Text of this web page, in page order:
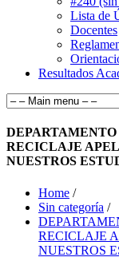
Lista de
Docentes
Resultados
RECICLAJE
NUESTROS
Home /
Sin categoría /
RECICLAJE
NUESTROS